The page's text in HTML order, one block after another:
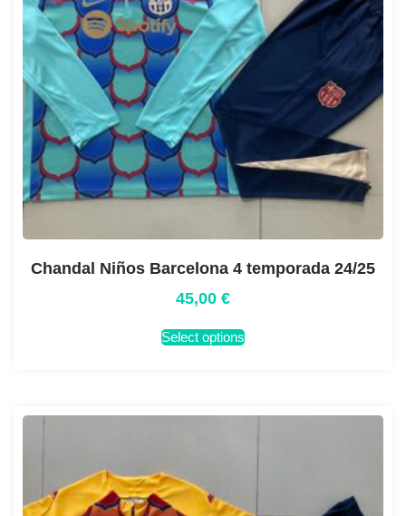
Chandal Niños Barcelona 4 temporada 24/25
45,00 €
Select options